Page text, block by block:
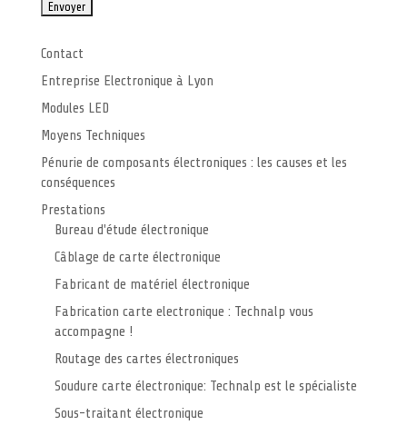
Contact
Entreprise Electronique à Lyon
Modules LED
Moyens Techniques
Pénurie de composants électroniques : les causes et les
conséquences
Prestations
Bureau d'étude électronique
Câblage de carte électronique
Fabricant de matériel électronique
Fabrication carte electronique : Technalp vous
accompagne !
Routage des cartes électroniques
Soudure carte électronique: Technalp est le spécialiste
Sous-traitant électronique